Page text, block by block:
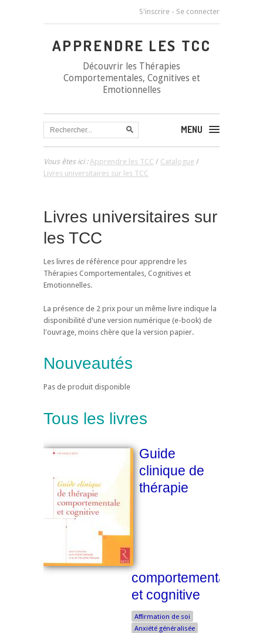
S'inscrire - Se connecter
APPRENDRE LES TCC
Découvrir les Thérapies
Comportementales, Cognitives et
Emotionnelles
MENU
Vous êtes ici :Apprendre les TCC / Catalogue /
Livres universitaires sur les TCC
Livres universitaires sur
les TCC
Les livres de référence pour apprendre les
Thérapies Comportementales, Cognitives et
Emotionnelles.
La présence de 2 prix pour un même livre indique la
disponibilité d'une version numérique (e-book) de
l'ouvrage, moins chère que la version papier.
Nouveautés
Pas de produit disponible
Tous les livres
Guide
clinique de
thérapie
comportementale
et cognitive
Affirmation de soi
Anxiété généralisée